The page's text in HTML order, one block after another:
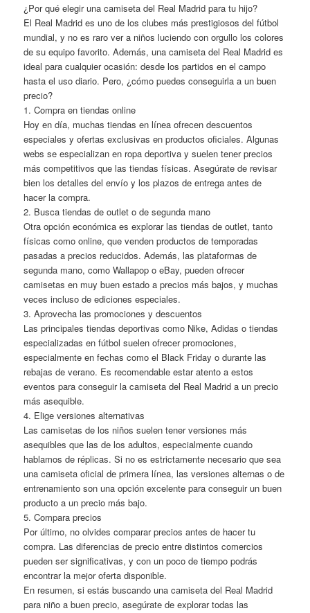
¿Por qué elegir una camiseta del Real Madrid para tu hijo?
El Real Madrid es uno de los clubes más prestigiosos del fútbol
mundial, y no es raro ver a niños luciendo con orgullo los colores
de su equipo favorito. Además, una camiseta del Real Madrid es
ideal para cualquier ocasión: desde los partidos en el campo
hasta el uso diario. Pero, ¿cómo puedes conseguirla a un buen
precio?
1. Compra en tiendas online
Hoy en día, muchas tiendas en línea ofrecen descuentos
especiales y ofertas exclusivas en productos oficiales. Algunas
webs se especializan en ropa deportiva y suelen tener precios
más competitivos que las tiendas físicas. Asegúrate de revisar
bien los detalles del envío y los plazos de entrega antes de
hacer la compra.
2. Busca tiendas de outlet o de segunda mano
Otra opción económica es explorar las tiendas de outlet, tanto
físicas como online, que venden productos de temporadas
pasadas a precios reducidos. Además, las plataformas de
segunda mano, como Wallapop o eBay, pueden ofrecer
camisetas en muy buen estado a precios más bajos, y muchas
veces incluso de ediciones especiales.
3. Aprovecha las promociones y descuentos
Las principales tiendas deportivas como Nike, Adidas o tiendas
especializadas en fútbol suelen ofrecer promociones,
especialmente en fechas como el Black Friday o durante las
rebajas de verano. Es recomendable estar atento a estos
eventos para conseguir la camiseta del Real Madrid a un precio
más asequible.
4. Elige versiones alternativas
Las camisetas de los niños suelen tener versiones más
asequibles que las de los adultos, especialmente cuando
hablamos de réplicas. Si no es estrictamente necesario que sea
una camiseta oficial de primera línea, las versiones alternas o de
entrenamiento son una opción excelente para conseguir un buen
producto a un precio más bajo.
5. Compara precios
Por último, no olvides comparar precios antes de hacer tu
compra. Las diferencias de precio entre distintos comercios
pueden ser significativas, y con un poco de tiempo podrás
encontrar la mejor oferta disponible.
En resumen, si estás buscando una camiseta del Real Madrid
para niño a buen precio, asegúrate de explorar todas las